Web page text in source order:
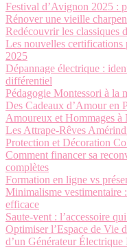
Festival d’Avignon 2025 :
Rénover une vieille
Redécouvrir les classiques
Les nouvelles certifications
2025
Dépannage électrique :
différentiel
Pédagogie Montessori à la
Des Cadeaux d’Amour en
Amoureux et Hommages à
Les Attrape-Rêves
Protection et Décoration
Comment financer sa
complètes
Formation en ligne vs
Minimalisme vestimentaire
efficace
Saute-vent : l’accessoire
Optimiser l’Espace de Vie
d’un Générateur Électrique